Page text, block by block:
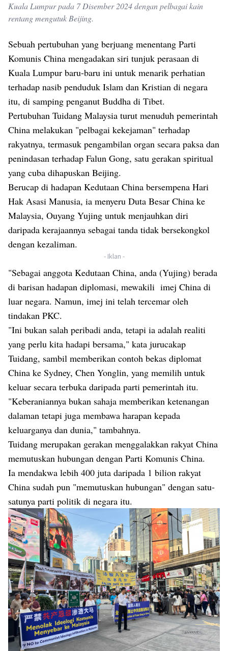
Kuala Lumpur pada 7 Disember 2024 dengan pelbagai kain
rentang mengutuk Beijing.
Sebuah pertubuhan yang berjuang menentang Parti
Komunis China mengadakan siri tunjuk perasaan di
Kuala Lumpur baru-baru ini untuk menarik perhatian
terhadap nasib penduduk Islam dan Kristian di negara
itu, di samping penganut Buddha di Tibet.
Pertubuhan Tuidang Malaysia turut menuduh pemerintah
China melakukan "pelbagai kekejaman" terhadap
rakyatnya, termasuk pengambilan organ secara paksa dan
penindasan terhadap Falun Gong, satu gerakan spiritual
yang cuba dihapuskan Beijing.
Berucap di hadapan Kedutaan China bersempena Hari
Hak Asasi Manusia, ia menyeru Duta Besar China ke
Malaysia, Ouyang Yujing untuk menjauhkan diri
daripada kerajaannya sebagai tanda tidak bersekongkol
dengan kezaliman.
- Iklan -
"Sebagai anggota Kedutaan China, anda (Yujing) berada
di barisan hadapan diplomasi, mewakili imej China di
luar negara. Namun, imej ini telah tercemar oleh
tindakan PKC.
"Ini bukan salah peribadi anda, tetapi ia adalah realiti
yang perlu kita hadapi bersama," kata jurucakap
Tuidang, sambil memberikan contoh bekas diplomat
China ke Sydney, Chen Yonglin, yang memilih untuk
keluar secara terbuka daripada parti pemerintah itu.
"Keberaniannya bukan sahaja memberikan ketenangan
dalaman tetapi juga membawa harapan kepada
keluarganya dan dunia," tambahnya.
Tuidang merupakan gerakan menggalakkan rakyat China
memutuskan hubungan dengan Parti Komunis China.
Ia mendakwa lebih 400 juta daripada 1 bilion rakyat
China sudah pun "memutuskan hubungan" dengan satu-
satunya parti politik di negara itu.